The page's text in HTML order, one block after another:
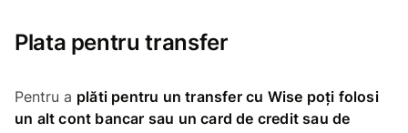
Plata pentru transfer
Pentru a plăti pentru un transfer cu Wise poți folosi
un alt cont bancar sau un card de credit sau de